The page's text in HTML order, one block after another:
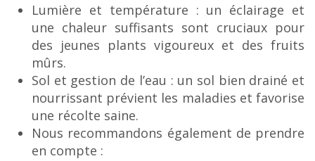
Lumière et température : un éclairage et
une chaleur suffisants sont cruciaux pour
des jeunes plants vigoureux et des fruits
mûrs.
Sol et gestion de l’eau : un sol bien drainé et
nourrissant prévient les maladies et favorise
une récolte saine.
Nous recommandons également de prendre
en compte :